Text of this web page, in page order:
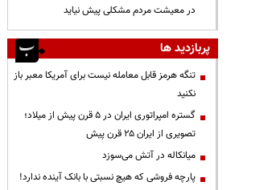
در معیشت مردم مشکلی پیش نیاید
پربازدید ها
تنگه هرمز قابل معامله نیست برای آمریکا معبر باز
نکنید
گستره امپراتوری ایران در ۵ قرن پیش از میلاد؛
تصویری از ایران ۲۵ قرن پیش
میانکاله در آتش می‌سوزد
پارچه فروشی که هیچ نسبتی با بانک آینده ندارد!